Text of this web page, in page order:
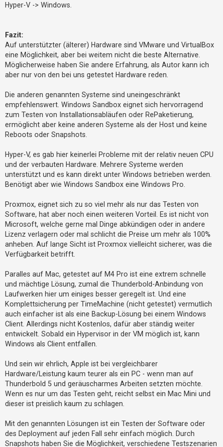
Hyper-V -> Windows.
Fazit:
Auf unterstützter (älterer) Hardware sind VMware und VirtualBox
eine Möglichkeit, aber bei weitem nicht die beste Alternative.
Möglicherweise haben Sie andere Erfahrung, als Autor kann ich
aber nur von den bei uns getestet Hardware reden.
Die anderen genannten Systeme sind uneingeschränkt
empfehlenswert. Windows Sandbox eignet sich hervorragend
zum Testen von Installationsabläufen oder RePaketierung,
ermöglicht aber keine anderen Systeme als der Host und keine
Reboots oder Snapshots.
Hyper-V, es gab hier keinerlei Probleme mit der relativ neuen CPU
und der verbauten Hardware. Mehrere Systeme werden
unterstützt und es kann direkt unter Windows betrieben werden.
Benötigt aber wie Windows Sandbox eine Windows Pro.
Proxmox, eignet sich zu so viel mehr als nur das Testen von
Software, hat aber noch einen weiteren Vorteil. Es ist nicht von
Microsoft, welche gerne mal Dinge abkündigen oder in andere
Lizenz verlagern oder mal schlicht die Preise um mehr als 100%
anheben. Auf lange Sicht ist Proxmox vielleicht sicherer, was die
Verfügbarkeit betrifft.
Paralles auf Mac, getestet auf M4 Pro ist eine extrem schnelle
und mächtige Lösung, zumal die Thunderbold-Anbindung von
Laufwerken hier um einiges besser geregelt ist. Und eine
Komplettsicherung per TimeMachine (nicht getestet) vermutlich
auch einfacher ist als eine Backup-Lösung bei einem Windows
Client. Allerdings nicht Kostenlos, dafür aber ständig weiter
entwickelt. Sobald ein Hypervisor in der VM möglich ist, kann
Windows als Client entfallen.
Und sein wir ehrlich, Apple ist bei vergleichbarer
Hardware/Leistung kaum teurer als ein PC - wenn man auf
Thunderbold 5 und geräuscharmes Arbeiten setzten möchte.
Wenn es nur um das Testen geht, reicht selbst ein Mac Mini und
dieser ist preislich kaum zu schlagen.
Mit den genannten Lösungen ist ein Testen der Software oder
des Deployment auf jeden Fall sehr einfach möglich. Durch
Snapshots haben Sie die Möglichkeit, verschiedene Testszenarien